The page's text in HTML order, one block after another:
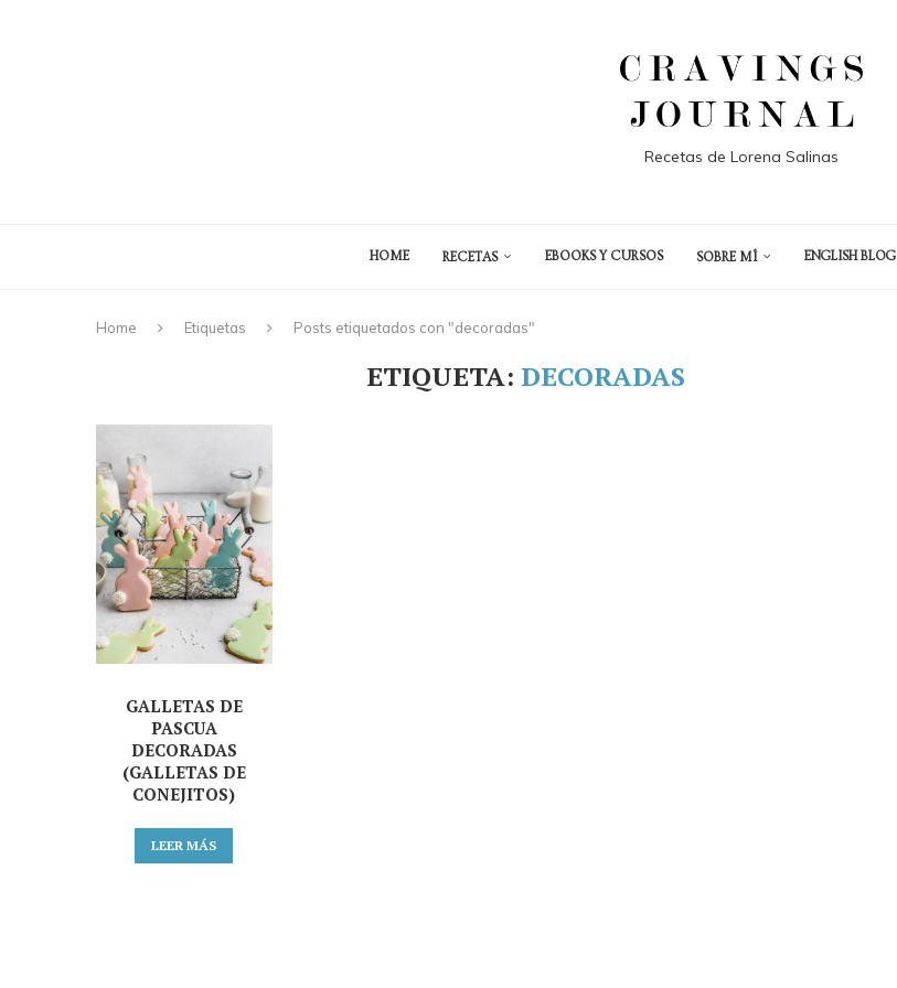
Recetas de Lorena Salinas
HOME RECETAS EBOOKS Y CURSOS SOBRE MÍ ENGLISH BLOG
Home Etiquetas Posts etiquetados con "decoradas"
ETIQUETA: DECORADAS
GALLETAS DE
PASCUA
DECORADAS
(GALLETAS DE
CONEJITOS)
LEER MÁS